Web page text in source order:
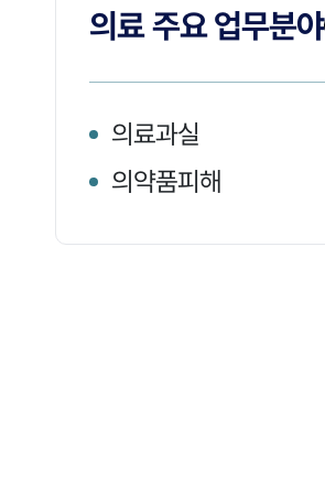
의료 주요 업무분야
의료과실
의약품피해